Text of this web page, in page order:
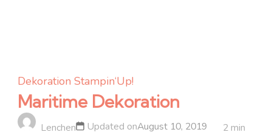
Dekoration Stampin‘Up!
Maritime Dekoration
Lenchen Updated onAugust 10, 2019
2 min